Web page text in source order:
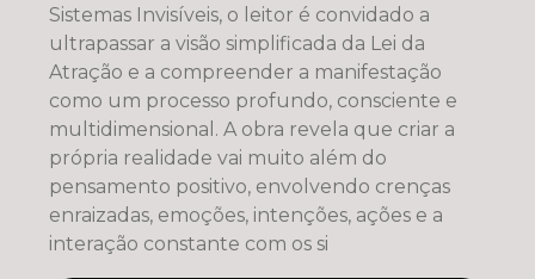
Sistemas Invisíveis, o leitor é convidado a
ultrapassar a visão simplificada da Lei da
Atração e a compreender a manifestação
como um processo profundo, consciente e
multidimensional. A obra revela que criar a
própria realidade vai muito além do
pensamento positivo, envolvendo crenças
enraizadas, emoções, intenções, ações e a
interação constante com os si